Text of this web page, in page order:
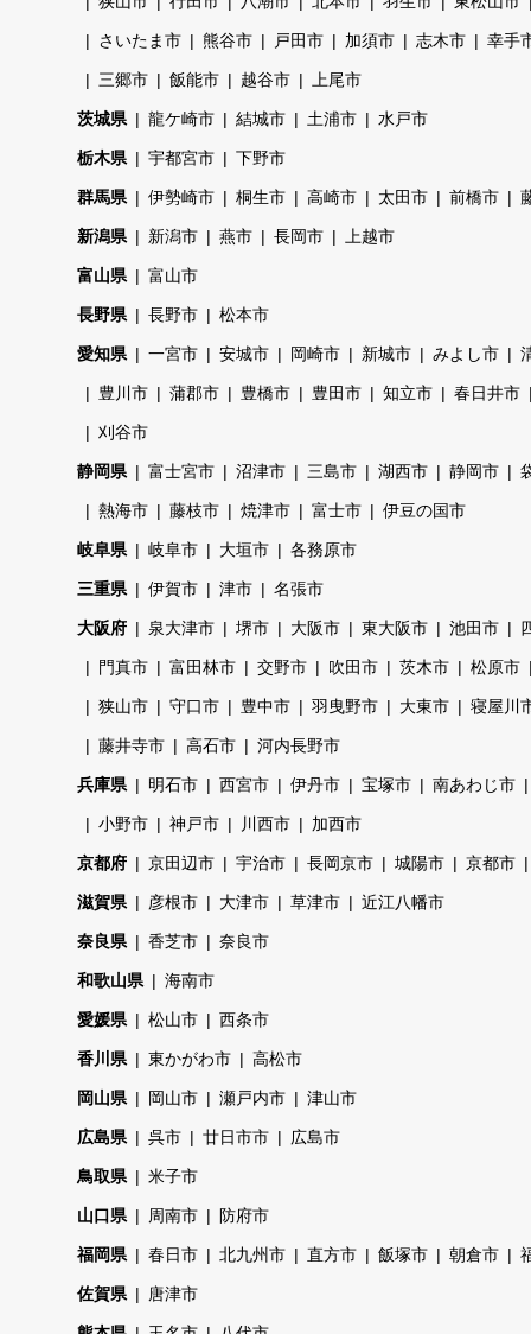
さいたま市 熊谷市 戸田市 加須市 志木市 幸手
三郷市 飯能市 越谷市 上尾市
茨城県 龍ケ崎市 結城市 土浦市 水戸市
栃木県 宇都宮市 下野市
群馬県 伊勢崎市 桐生市 高崎市 太田市 前橋市
新潟県 新潟市 燕市 長岡市 上越市
富山県 富山市
長野県 長野市 松本市
愛知県 一宮市 安城市 岡崎市 新城市 みよし市
豊川市 蒲郡市 豊橋市 豊田市 知立市 春日井市
刈谷市
静岡県 富士宮市 沼津市 三島市 湖西市 静岡市
熱海市 藤枝市 焼津市 富士市 伊豆の国市
岐阜県 岐阜市 大垣市 各務原市
三重県 伊賀市 津市 名張市
大阪府 泉大津市 堺市 大阪市 東大阪市 池田市
門真市 富田林市 交野市 吹田市 茨木市 松原市
狭山市 守口市 豊中市 羽曳野市 大東市 寝屋川
藤井寺市 高石市 河内長野市
兵庫県 明石市 西宮市 伊丹市 宝塚市 南あわじ市
小野市 神戸市 川西市 加西市
京都府 京田辺市 宇治市 長岡京市 城陽市 京都市
滋賀県 彦根市 大津市 草津市 近江八幡市
奈良県 香芝市 奈良市
和歌山県 海南市
愛媛県 松山市 西条市
香川県 東かがわ市 高松市
岡山県 岡山市 瀬戸内市 津山市
広島県 呉市 廿日市市 広島市
鳥取県 米子市
山口県 周南市 防府市
福岡県 春日市 北九州市 直方市 飯塚市 朝倉市
佐賀県 唐津市